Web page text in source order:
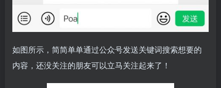
如图所示，简简单单通过公众号发送关键词搜索想要的
内容，还没关注的朋友可以立马关注起来了！